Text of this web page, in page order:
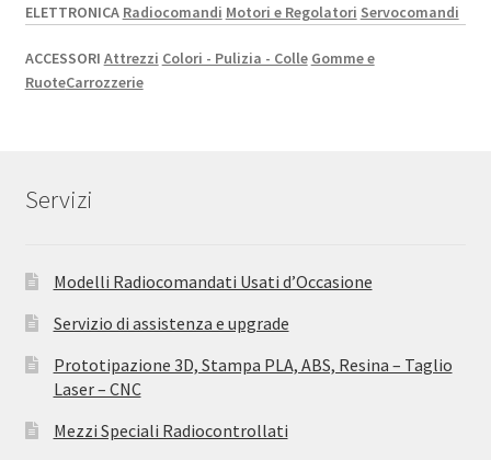
ELETTRONICA Radiocomandi Motori e Regolatori Servocomandi
ACCESSORI Attrezzi Colori - Pulizia - Colle Gomme e
RuoteCarrozzerie
Servizi
Modelli Radiocomandati Usati d’Occasione
Servizio di assistenza e upgrade
Prototipazione 3D, Stampa PLA, ABS, Resina – Taglio
Laser – CNC
Mezzi Speciali Radiocontrollati